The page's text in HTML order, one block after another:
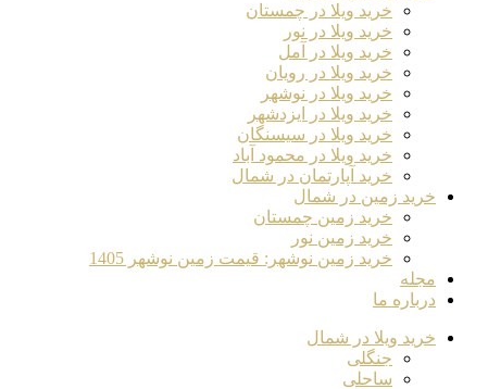
خرید ویلا در چمستان
خرید ویلا در نور
خرید ویلا در آمل
خرید ویلا در رویان
خرید ویلا در نوشهر
خرید ویلا در ایزدشهر
خرید ویلا در سیسنگان
خرید ویلا در محمود آباد
خرید آپارتمان در شمال
خرید زمین در شمال
خرید زمین چمستان
خرید زمین نور
خرید زمین نوشهر: قیمت زمین نوشهر 1405
مجله
درباره ما
خرید ویلا در شمال
جنگلی
ساحلی